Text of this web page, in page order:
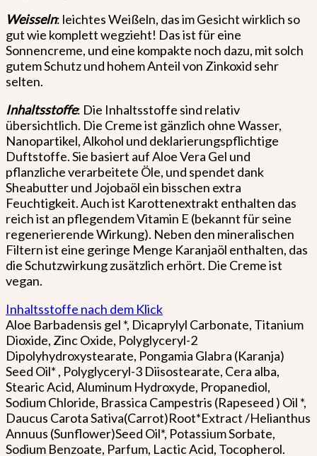
Weisseln: leichtes Weißeln, das im Gesicht wirklich so
gut wie komplett wegzieht! Das ist für eine
Sonnencreme, und eine kompakte noch dazu, mit solch
gutem Schutz und hohem Anteil von Zinkoxid sehr
selten.
Inhaltsstoffe: Die Inhaltsstoffe sind relativ
übersichtlich. Die Creme ist gänzlich ohne Wasser,
Nanopartikel, Alkohol und deklarierungspflichtige
Duftstoffe. Sie basiert auf Aloe Vera Gel und
pflanzliche verarbeitete Öle, und spendet dank
Sheabutter und Jojobaöl ein bisschen extra
Feuchtigkeit. Auch ist Karottenextrakt enthalten das
reich ist an pflegendem Vitamin E (bekannt für seine
regenerierende Wirkung). Neben den mineralischen
Filtern ist eine geringe Menge Karanjaöl enthalten, das
die Schutzwirkung zusätzlich erhört. Die Creme ist
vegan.
Inhaltsstoffe nach dem Klick
Aloe Barbadensis gel *, Dicaprylyl Carbonate, Titanium
Dioxide, Zinc Oxide, Polyglyceryl-2
Dipolyhydroxystearate, Pongamia Glabra (Karanja)
Seed Oil* , Polyglyceryl-3 Diisostearate, Cera alba,
Stearic Acid, Aluminum Hydroxyde, Propanediol,
Sodium Chloride, Brassica Campestris (Rapeseed ) Oil *,
Daucus Carota Sativa(Carrot)Root*Extract /Helianthus
Annuus (Sunflower)Seed Oil*, Potassium Sorbate,
Sodium Benzoate, Parfum, Lactic Acid, Tocopherol.